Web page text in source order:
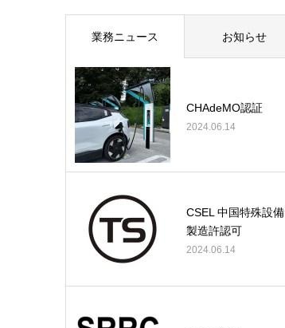
業務ニュース お知らせ
CHAdeMO認証
2024.06.14
CSEL 中国特殊設備
製造許認可
2024.06.14